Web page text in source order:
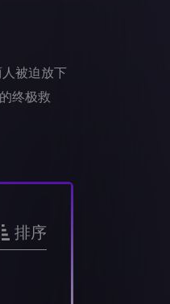
被迫放下
终极救
排序